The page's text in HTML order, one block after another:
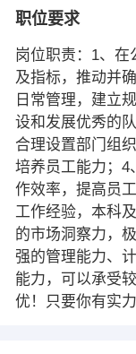
职位要求
岗位职责：1、在
及指标，推动并
日常管理，建立
设和发展优秀的
合理设置部门组
培养员工能力；4
作效率，提高员
工作经验，本科
的市场洞察力，
强的管理能力、
能力，可以承受
优！只要你有实